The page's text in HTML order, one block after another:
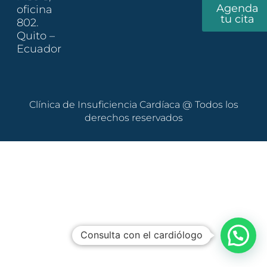
oficina
802.
Quito –
Ecuador
g
o
Agenda
tu cita
Clínica de Insuficiencia Cardíaca @ Todos los
derechos reservados
Consulta con el cardiólogo